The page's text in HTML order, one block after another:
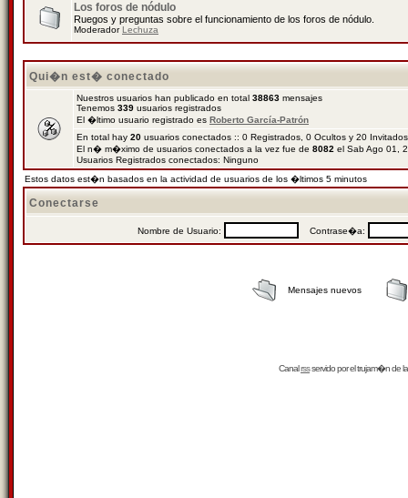
Los foros de nódulo
Ruegos y preguntas sobre el funcionamiento de los foros de nódulo.
ModeradorLechuza
Qui�n est� conectado
Nuestros usuarios han publicado en total 38863 mensajes
Tenemos 339 usuarios registrados
El �ltimo usuario registrado es Roberto García-Patrón
En total hay 20 usuarios conectados :: 0 Registrados, 0 Ocultos y 20
El n� m�ximo de usuarios conectados a la vez fue de 8082 el Sab Ago 01,
Usuarios Registrados conectados: Ninguno
Estos datos est�n basados en la actividad de usuarios de los �ltimos 5 minutos
Conectarse
Nombre de Usuario: Contrase�a:
Mensajes nuevos
Canalrssservido por eltrujam�nde